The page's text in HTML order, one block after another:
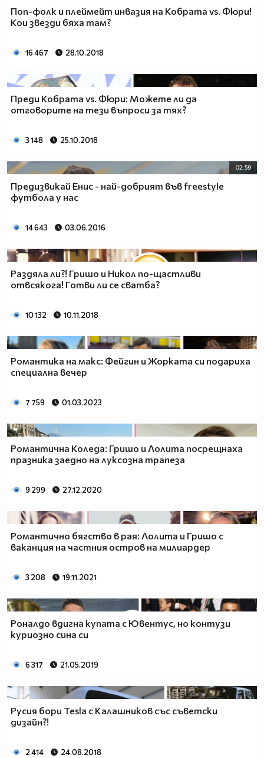
Поп-фолк и плеймейт инвазия на Кобрата vs. Фюри!
Кои звезди бяха там?
16 467 28.10.2018
Преди Кобрата vs. Фюри: Можете ли да
отговорите на тези въпроси за тях?
3 148 25.10.2018
02:59
Предизвикай Енис - най-добрият във freestyle
футбола у нас
14 643 03.06.2016
Раздяла ли?! Гришо и Никол по-щастливи
отвсякога! Готви ли се сватба?
10 132 10.11.2018
Романтика на макс: Фейгин и Жорката си подариха
специална вечер
7 759 01.03.2023
Романтична Коледа: Гришо и Лолита посрещнаха
празника заедно на луксозна трапеза
9 299 27.12.2020
Романтично бягство в рая: Лолита и Гришо с
ваканция на частния остров на милиардер
3 208 19.11.2021
Роналдо вдигна купата с Ювентус, но контузи
куриозно сина си
6 317 21.05.2019
Русия бори Tesla с Калашников със съветски
дизайн?!
2 414 24.08.2018